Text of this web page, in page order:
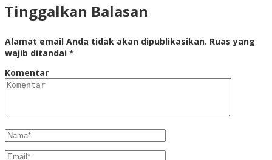
Tinggalkan Balasan
Alamat email Anda tidak akan dipublikasikan. Ruas yang
wajib ditandai *
Komentar